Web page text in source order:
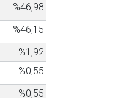
%46,98
%46,15
%1,92
%0,55
%0,55